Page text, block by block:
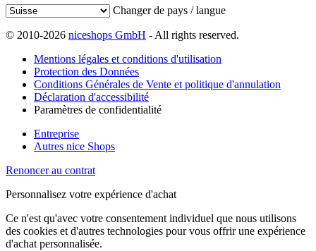
Changer de pays / langue
© 2010-2026 niceshops GmbH - All rights reserved.
Mentions légales et conditions d'utilisation
Protection des Données
Conditions Générales de Vente et politique d'annulation
Déclaration d'accessibilité
Paramètres de confidentialité
Entreprise
Autres nice Shops
Renoncer au contrat
Personnalisez votre expérience d'achat
Ce n'est qu'avec votre consentement individuel que nous utilisons
des cookies et d'autres technologies pour vous offrir une expérience
d'achat personnalisée.